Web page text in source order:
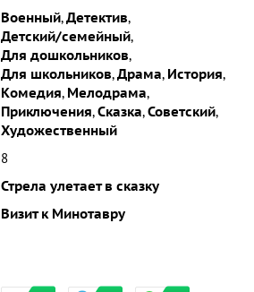
Военный,Детектив,
Детский/семейный,
Для дошкольников,
Для школьников,Драма, История,
Комедия, Мелодрама,
Приключения,Сказка,Советский,
Художественный
8
Стрела улетает в сказку
Визит к Минотавру